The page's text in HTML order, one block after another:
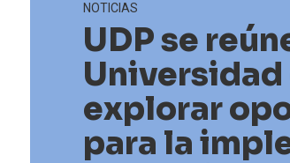
NOTICIAS
UDP se
Universidad
explorar
para la